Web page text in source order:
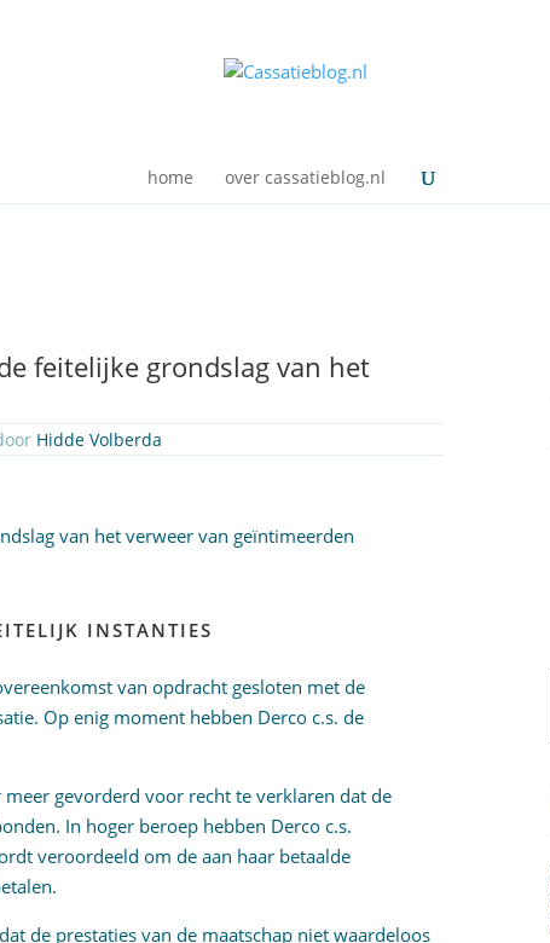
home over cassatieblog.nl
feitelijke grondslag van het
Hidde Volberda
van het verweer van geïntimeerden
INSTANTIES
van opdracht gesloten met de
Op enig moment hebben Derco c.s. de
gevorderd voor recht te verklaren dat de
In hoger beroep hebben Derco c.s.
veroordeeld om de aan haar betaalde
de prestaties van de maatschap niet waardeloos